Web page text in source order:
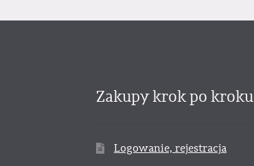
Zakupy krok po kroku
Logowanie, rejestracja